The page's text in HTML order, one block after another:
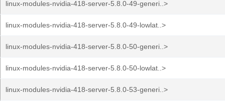
linux-modules-nvidia-418-server-5.8.0-49-generi..>
linux-modules-nvidia-418-server-5.8.0-49-lowlat..>
linux-modules-nvidia-418-server-5.8.0-50-generi..>
linux-modules-nvidia-418-server-5.8.0-50-lowlat..>
linux-modules-nvidia-418-server-5.8.0-53-generi..>